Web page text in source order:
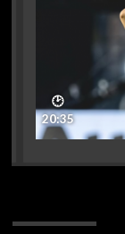
🕑
20:35